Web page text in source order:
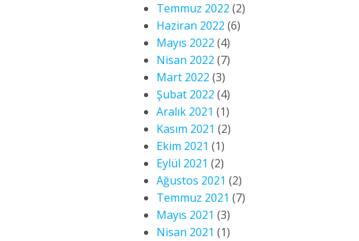
Temmuz 2022 (2)
Haziran 2022 (6)
Mayıs 2022 (4)
Nisan 2022 (7)
Mart 2022 (3)
Şubat 2022 (4)
Aralık 2021 (1)
Kasım 2021 (2)
Ekim 2021 (1)
Eylül 2021 (2)
Ağustos 2021 (2)
Temmuz 2021 (7)
Mayıs 2021 (3)
Nisan 2021 (1)